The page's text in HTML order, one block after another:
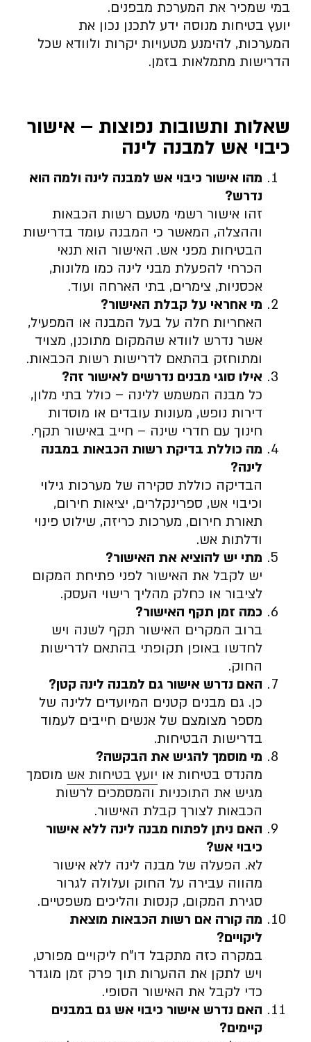
במי שמכיר את המערכת מבפנים.
יועץ בטיחות מנוסה ידע לתכנן נכון את
המערכות, להימנע מטעויות יקרות ולוודא שכל
הדרישות מתמלאות בזמן.
שאלות ותשובות נפוצות – אישור
כיבוי אש למבנה לינה
מהו אישור כיבוי אש למבנה לינה ולמה הוא
נדרש?
זהו אישור רשמי מטעם רשות הכבאות
וההצלה, המאשר כי המבנה עומד בדרישות
הבטיחות מפני אש. האישור הוא תנאי
הכרחי להפעלת מבני לינה כמו מלונות,
אכסניות, צימרים, בתי הארחה ועוד.
מי אחראי על קבלת האישור?
האחריות חלה על בעל המבנה או המפעיל,
אשר נדרש לוודא שהמקום מתוכנן, מצויד
ומתוחזק בהתאם לדרישות רשות הכבאות.
אילו סוגי מבנים נדרשים לאישור זה?
כל מבנה המשמש ללינה – כולל בתי מלון,
דירות נופש, מעונות עובדים או מוסדות
חינוך עם חדרי שינה – חייב באישור תקף.
מה כוללת בדיקת רשות הכבאות במבנה
לינה?
הבדיקה כוללת סקירה של מערכות גילוי
וכיבוי אש, ספרינקלרים, יציאות חירום,
תאורת חירום, מערכות כריזה, שילוט פינוי
ודלתות אש.
מתי יש להוציא את האישור?
יש לקבל את האישור לפני פתיחת המקום
לציבור או כחלק מהליך רישוי העסק.
כמה זמן תקף האישור?
ברוב המקרים האישור תקף לשנה ויש
לחדשו באופן תקופתי בהתאם לדרישות
החוק.
האם נדרש אישור גם למבנה לינה קטן?
כן. גם מבנים קטנים המיועדים ללינה של
מספר מצומצם של אנשים חייבים לעמוד
בדרישות הבטיחות.
מי מוסמך להגיש את הבקשה?
מהנדס בטיחות או יועץ בטיחות אש מוסמך
מגיש את התוכניות והמסמכים לרשות
הכבאות לצורך קבלת האישור.
האם ניתן לפתוח מבנה לינה ללא אישור
כיבוי אש?
לא. הפעלה של מבנה לינה ללא אישור
מהווה עבירה על החוק ועלולה לגרור
סגירת המקום, קנסות והליכים משפטיים.
מה קורה אם רשות הכבאות מוצאת
ליקויים?
במקרה כזה מתקבל דו”ח ליקויים מפורט,
ויש לתקן את ההערות תוך פרק זמן מוגדר
כדי לקבל את האישור הסופי.
האם נדרש אישור כיבוי אש גם במבנים
קיימים?